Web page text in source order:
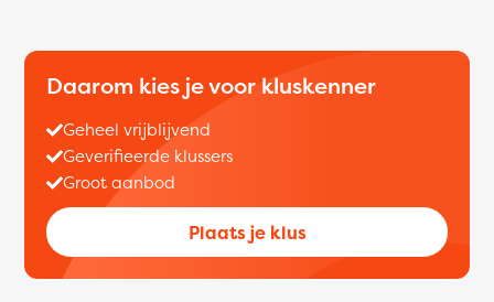
Daarom kies je voor kluskenner
Geheel vrijblijvend
Geverifieerde klussers
Groot aanbod
Plaats je klus